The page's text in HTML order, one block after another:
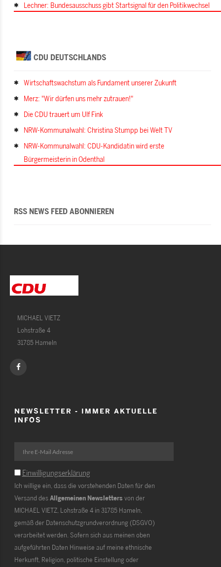
Lechner: Bundesausschuss gibt Startsignal für den Politikwechsel
CDU DEUTSCHLANDS
Wirtschaftswachstum als Fundament unserer Zukunft
Merz: "Wir dürfen uns mehr zutrauen!"
Die CDU trauert um Ulf Fink
NRW-Kommunalwahl: Christina Stumpp bei Welt TV
NRW-Kommunalwahl: CDU-Kandidatin wird erste
Bürgermeisterin in Odenthal
RSS NEWS FEED ABONNIEREN
MICHAEL VIETZ
Lohstraße 4
31785 Hameln
NEWSLETTER - IMMER AKTUELLE
INFOS
Einwilligungserklärung
Ich willige ein, dass die vorstehenden Daten für den
Versand desAllgemeinen Newsletters von der
MICHAEL VIETZ, Lohstraße 4 in 31785 Hameln,
gemäß der Datenschutzgrundverordnung (DSGVO)
verarbeitet werden. Sofern sich aus meinen oben
aufgeführten Daten Hinweise auf meine ethnische
Herkunft, Religion, politische Einstellung oder